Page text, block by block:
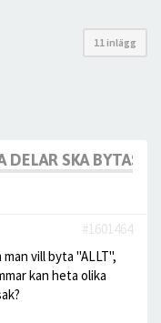
11 inlägg
SKA BYTAS?
#1601464
vill byta "ALLT",
kan heta olika